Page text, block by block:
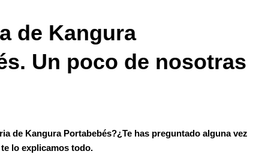
de Kangura
Un poco de nosotras
de Kangura Portabebés?¿Te has preguntado alguna vez
lo explicamos todo.